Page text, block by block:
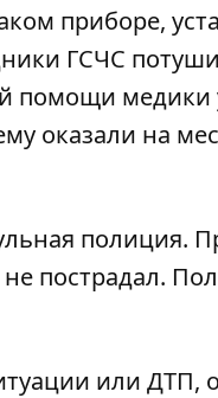
приборе,
ГСЧС
помощи медики
оказали на
полиция.
пострадал.
или ДТП,